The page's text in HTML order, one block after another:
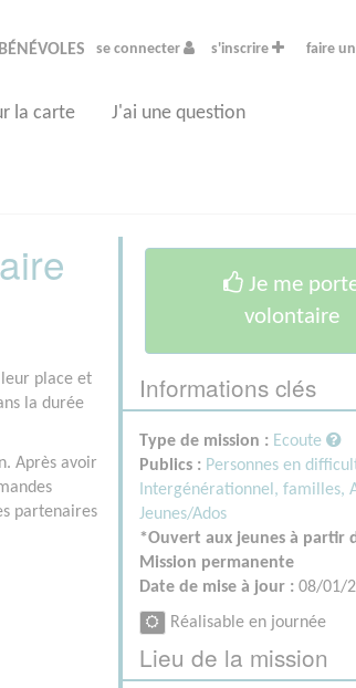
se connecter s'inscrire faire
la carte J'ai une question
place et
la durée
Après avoir
partenaires
Je me
volontaire
Informations clés
Type de mission : Ecoute
Publics : Personnes en
Intergénérationnel, familles,
Jeunes/Ados
*Ouvert aux jeunes à partir
Mission permanente
Date de mise à jour : 08/01/
Réalisable en journée
Lieu de la mission